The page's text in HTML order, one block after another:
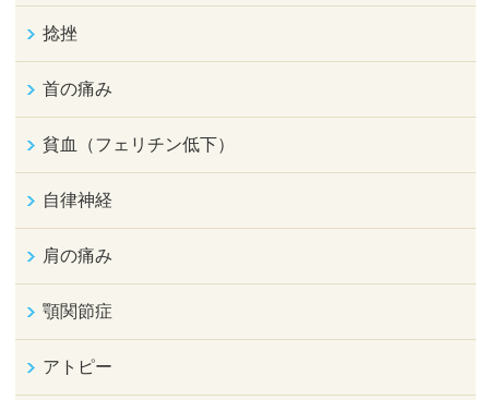
捻挫
首の痛み
貧血（フェリチン低下）
自律神経
肩の痛み
顎関節症
アトピー